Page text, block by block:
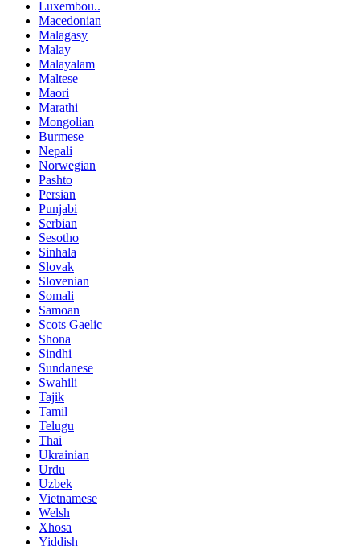
Luxembou..
Macedonian
Malagasy
Malay
Malayalam
Maltese
Maori
Marathi
Mongolian
Burmese
Nepali
Norwegian
Pashto
Persian
Punjabi
Serbian
Sesotho
Sinhala
Slovak
Slovenian
Somali
Samoan
Scots Gaelic
Shona
Sindhi
Sundanese
Swahili
Tajik
Tamil
Telugu
Thai
Ukrainian
Urdu
Uzbek
Vietnamese
Welsh
Xhosa
Yiddish